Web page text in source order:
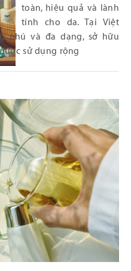
toàn, hiệu quả và lành
tính cho da. Tại Việt
phú và đa dạng, sở hữu
sử dụng rộng